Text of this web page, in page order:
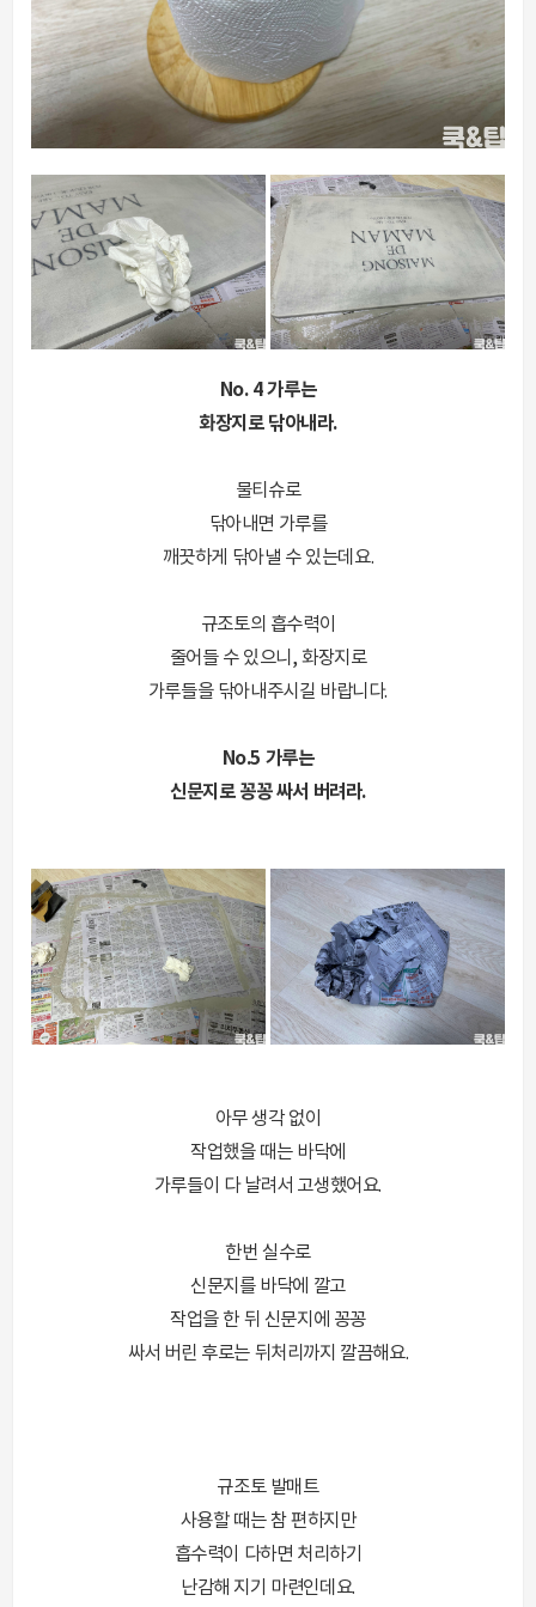
No. 4 가루는
화장지로 닦아내라.
물티슈로
닦아내면 가루를
깨끗하게 닦아낼 수 있는데요.
규조토의 흡수력이
줄어들 수 있으니, 화장지로
가루들을 닦아내주시길 바랍니다.
No.5 가루는
신문지로 꽁꽁 싸서 버려라.
아무 생각 없이
작업했을 때는 바닥에
가루들이 다 날려서 고생했어요.
한번 실수로
신문지를 바닥에 깔고
작업을 한 뒤 신문지에 꽁꽁
싸서 버린 후로는 뒤처리까지 깔끔해요.
규조토 발매트
사용할 때는 참 편하지만
흡수력이 다하면 처리하기
난감해 지기 마련인데요.